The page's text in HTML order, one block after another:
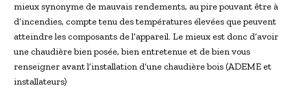
mieux synonyme de mauvais rendements, au pire pouvant être à
d’incendies, compte tenu des températures élevées que peuvent
atteindre les composants de l’appareil. Le mieux est donc d’avoir
une chaudière bien posée, bien entretenue et de bien vous
renseigner avant l’installation d’une chaudière bois (ADEME et
installateurs)